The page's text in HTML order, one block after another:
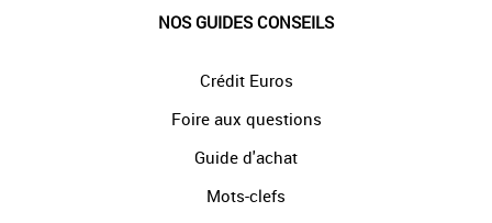
NOS GUIDES CONSEILS
Crédit Euros
Foire aux questions
Guide d'achat
Mots-clefs